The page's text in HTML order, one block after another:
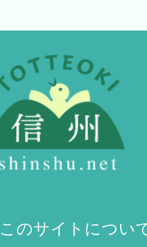
このサイトについ